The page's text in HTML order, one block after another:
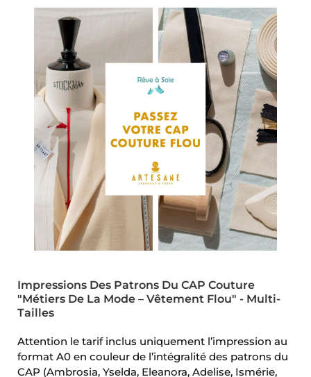
Impressions Des Patrons Du CAP Couture
"Métiers De La Mode – Vêtement Flou" - Multi-
Tailles
Attention le tarif inclus uniquement l’impression au
format A0 en couleur de l’intégralité des patrons du
CAP (Ambrosia, Yselda, Eleanora, Adelise, Ismérie,